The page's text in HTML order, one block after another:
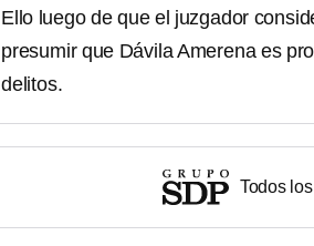
Ello luego de que el juzgador
presumir que Dávila Amerena es
delitos.
Todos